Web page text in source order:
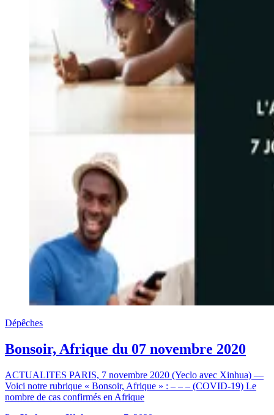
Dépêches
Bonsoir, Afrique du 07 novembre 2020
ACTUALITES PARIS, 7 novembre 2020 (Yeclo avec Xinhua) —
Voici notre rubrique « Bonsoir, Afrique » : – – – (COVID-19) Le
nombre de cas confirmés en Afrique